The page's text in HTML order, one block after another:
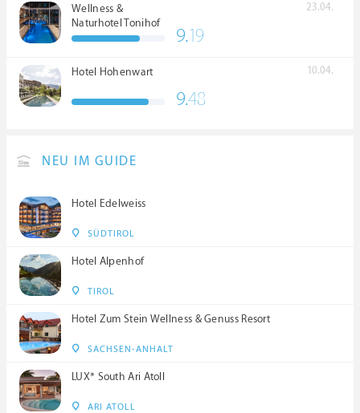
Wellness &
Naturhotel Tonihof
****S
23.04.
9.19
Hotel Hohenwart 10.04.
9.48
NEU IM GUIDE
Hotel Edelweiss
SÜDTIROL
Hotel Alpenhof
TIROL
Hotel Zum Stein Wellness & Genuss Resort
SACHSEN-ANHALT
LUX* South Ari Atoll
ARI ATOLL